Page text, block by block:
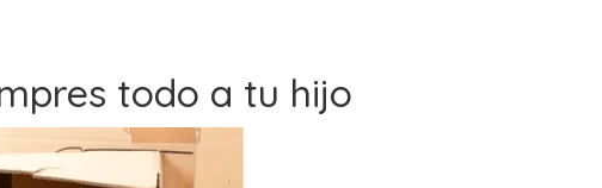
todo a tu hijo